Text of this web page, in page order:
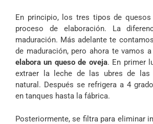
En principio, los tres tipos de
proceso de elaboración. La
maduración. Más adelante te
de maduración, pero ahora te vamos
elabora un queso de oveja. En primer
extraer la leche de las ubres de las
natural. Después se refrigera a 4
en tanques hasta la fábrica.
Posteriormente, se filtra para eliminar